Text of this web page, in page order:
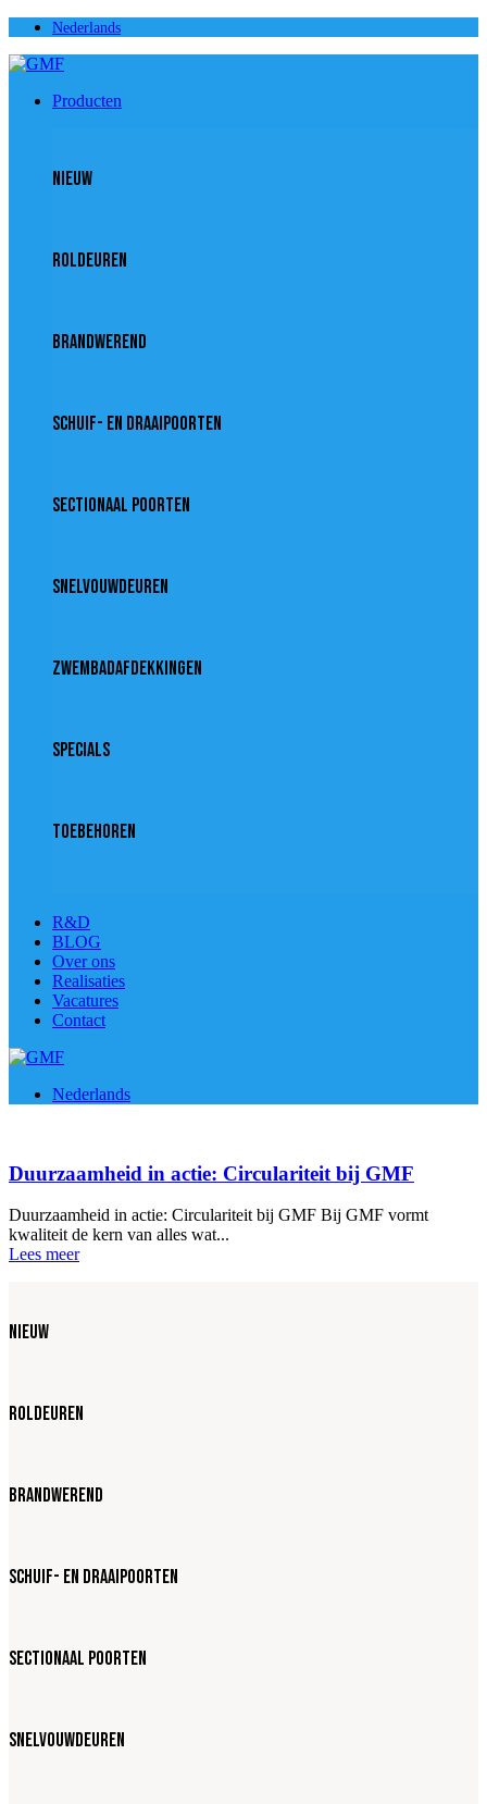
Nederlands
Producten
NIEUW
Roldeuren
Brandwerend
Schuif- en draaipoorten
Sectionaal poorten
Snelvouwdeuren
Zwembadafdekkingen
Specials
Toebehoren
R&D
BLOG
Over ons
Realisaties
Vacatures
Contact
Nederlands
Duurzaamheid in actie: Circulariteit bij GMF
Duurzaamheid in actie: Circulariteit bij GMF Bij GMF vormt
kwaliteit de kern van alles wat...
Lees meer
NIEUW
Roldeuren
Brandwerend
Schuif- en draaipoorten
Sectionaal poorten
Snelvouwdeuren